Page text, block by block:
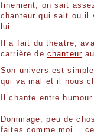
finement, on sait
chanteur qui sait ou il
lui.
Il a fait du théatre,
carrière de chanteur
Son univers est
qui va mal et il nous
Il chante entre
Dommage, peu de
faites comme moi...